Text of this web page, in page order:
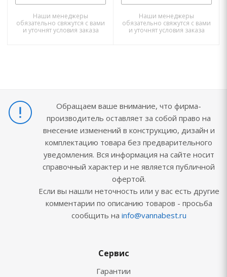
Наши менеджеры
обязательно свяжутся с вами
и уточнят условия заказа
Наши менеджеры
обязательно свяжутся с вами
и уточнят условия заказа
Обращаем ваше внимание, что фирма-
производитель оставляет за собой право на
внесение изменений в конструкцию, дизайн и
комплектацию товара без предварительного
уведомления. Вся информация на сайте носит
справочный характер и не является публичной
офертой.
Если вы нашли неточность или у вас есть другие
комментарии по описанию товаров - просьба
сообщить на info@vannabest.ru
Сервис
Гарантии